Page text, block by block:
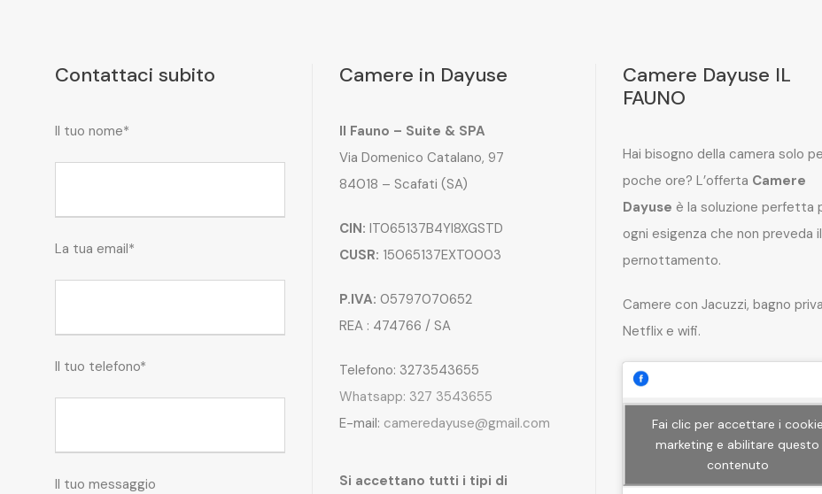
Contattaci subito
Il tuo nome*
La tua email*
Il tuo telefono*
Il tuo messaggio
Camere in Dayuse
Il Fauno – Suite & SPA
Via Domenico Catalano, 97
84018 – Scafati (SA)
CIN: IT065137B4YI8XGSTD
CUSR: 15065137EXT0003
P.IVA: 05797070652
REA : 474766 / SA
Telefono: 3273543655
Whatsapp: 327 3543655
E-mail: cameredayuse@gmail.com
Si accettano tutti i tipi di
Camere Dayuse IL
FAUNO
Hai bisogno della camera solo
poche ore? L’offerta Camere
Dayuse è la soluzione perfetta
ogni esigenza che non preveda il
pernottamento.
Camere con Jacuzzi, bagno
Netflix e wifi.
Fai clic per accettare i cookie
marketing e abilitare questo
contenuto